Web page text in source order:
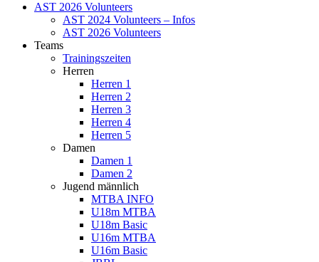
AST 2026 Volunteers
AST 2024 Volunteers – Infos
AST 2026 Volunteers
Teams
Trainingszeiten
Herren
Herren 1
Herren 2
Herren 3
Herren 4
Herren 5
Damen
Damen 1
Damen 2
Jugend männlich
MTBA INFO
U18m MTBA
U18m Basic
U16m MTBA
U16m Basic